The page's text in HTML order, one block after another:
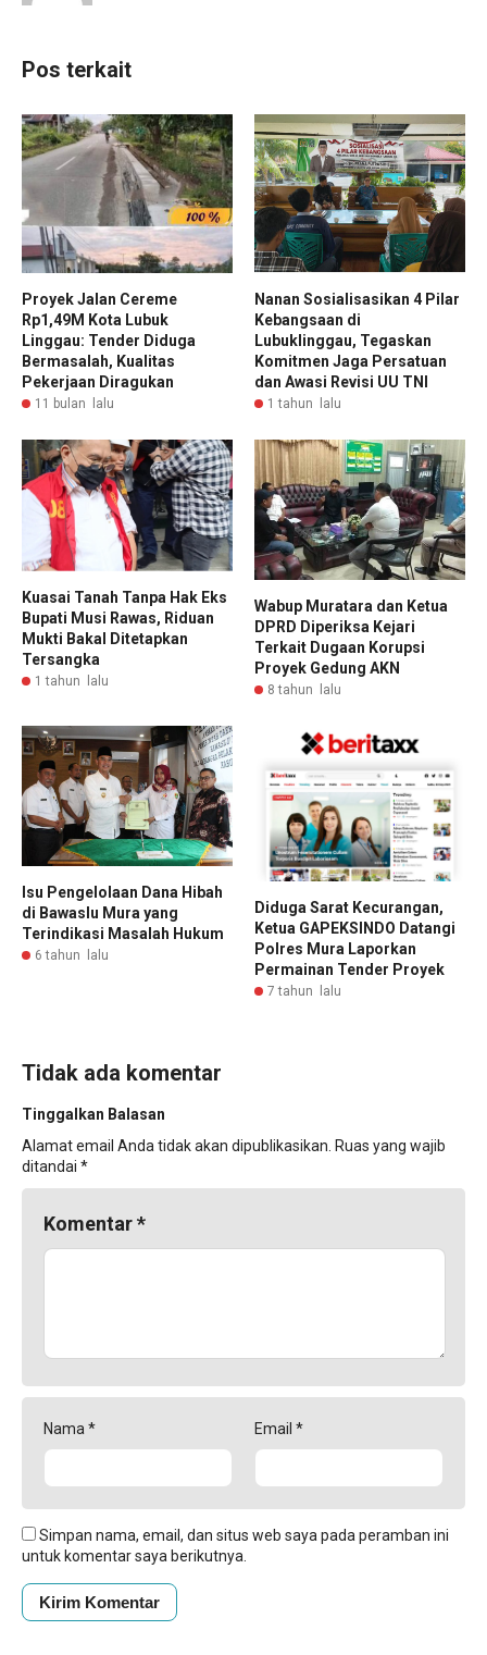
Pos terkait
Proyek Jalan Cereme
Rp1,49M Kota Lubuk
Linggau: Tender Diduga
Bermasalah, Kualitas
Pekerjaan Diragukan
11 bulan lalu
Nanan Sosialisasikan 4 Pilar
Kebangsaan di
Lubuklinggau, Tegaskan
Komitmen Jaga Persatuan
dan Awasi Revisi UU TNI
1 tahun lalu
Kuasai Tanah Tanpa Hak Eks
Bupati Musi Rawas, Riduan
Mukti Bakal Ditetapkan
Tersangka
1 tahun lalu
Wabup Muratara dan Ketua
DPRD Diperiksa Kejari
Terkait Dugaan Korupsi
Proyek Gedung AKN
8 tahun lalu
Isu Pengelolaan Dana Hibah
di Bawaslu Mura yang
Terindikasi Masalah Hukum
6 tahun lalu
Diduga Sarat Kecurangan,
Ketua GAPEKSINDO Datangi
Polres Mura Laporkan
Permainan Tender Proyek
7 tahun lalu
Tidak ada komentar
Tinggalkan Balasan
Alamat email Anda tidak akan dipublikasikan. Ruas yang wajib
ditandai *
Komentar*
Nama * Email *
Simpan nama, email, dan situs web saya pada peramban ini
untuk komentar saya berikutnya.